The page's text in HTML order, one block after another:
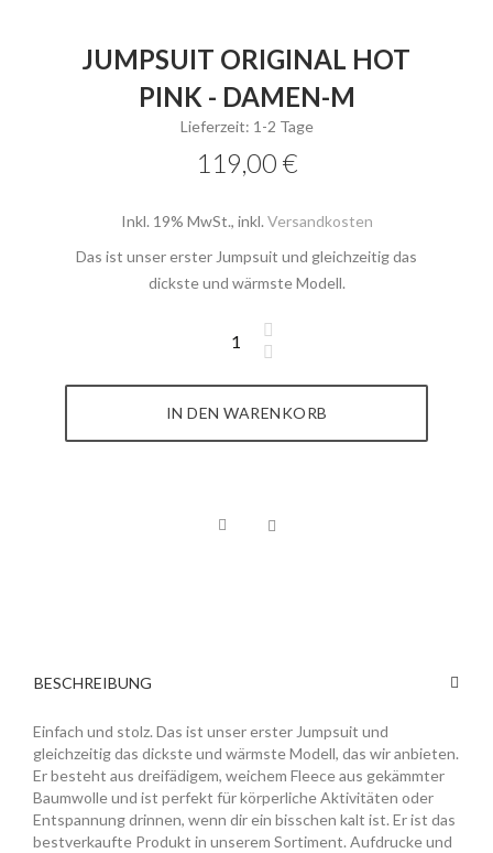
JUMPSUIT ORIGINAL HOT
PINK - DAMEN-M
Lieferzeit: 1-2 Tage
119,00 €
Inkl. 19% MwSt., inkl. Versandkosten
Das ist unser erster Jumpsuit und gleichzeitig das
dickste und wärmste Modell.
IN DEN WARENKORB
BESCHREIBUNG
Einfach und stolz. Das ist unser erster Jumpsuit und
gleichzeitig das dickste und wärmste Modell, das wir anbieten.
Er besteht aus dreifädigem, weichem Fleece aus gekämmter
Baumwolle und ist perfekt für körperliche Aktivitäten oder
Entspannung drinnen, wenn dir ein bisschen kalt ist. Er ist das
bestverkaufte Produkt in unserem Sortiment. Aufdrucke und